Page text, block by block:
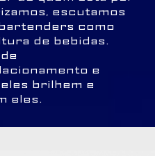
escutamos
como
de bebidas.
e
brilhem e
eles.